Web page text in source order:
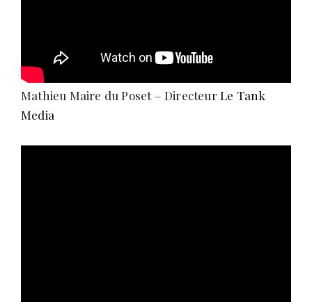
Mathieu Maire du Poset – DirecteurLe Tank
Media